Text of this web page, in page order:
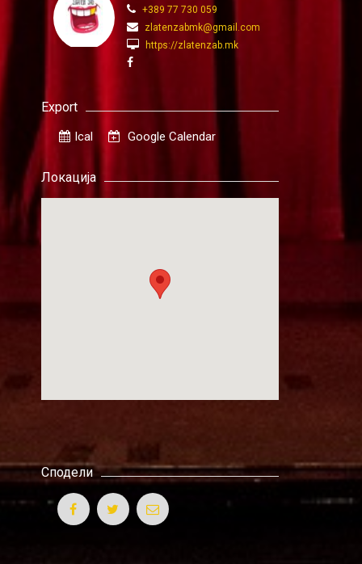
+389 77 730 059
zlatenzabmk@gmail.com
https://zlatenzab.mk
Export
Ical Google Calendar
Локација
Сподели